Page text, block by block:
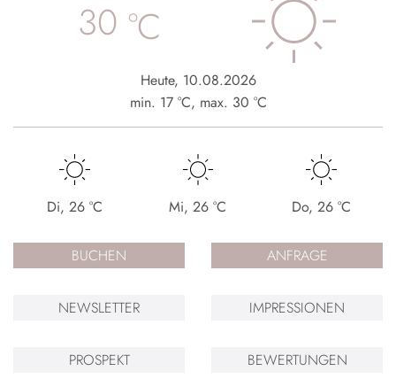
30 °C
Heute, 10.08.2026
min. 17 °C, max. 30 °C
Di,26 °C Mi,26 °C Do, 26 °C
BUCHEN ANFRAGE
NEWSLETTER IMPRESSIONEN
PROSPEKT BEWERTUNGEN